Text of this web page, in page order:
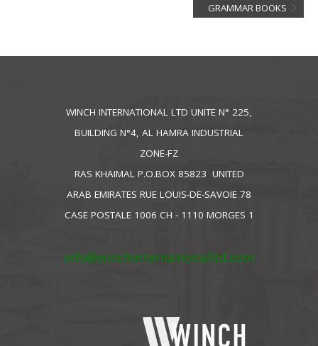
GRAMMAR BOOKS
WINCH INTERNATIONAL LTD UNITE N° 225,
BUILDING N°4, AL HAMRA INDUSTRIAL
ZONE-FZ
RAS KHAIMAL P.O.BOX 85823 UNITED
ARAB EMIRATES RUE LOUIS-DE-SAVOIE 78
CASE POSTALE 1006 CH - 1110 MORGES 1
info@winchinternationalltd.com